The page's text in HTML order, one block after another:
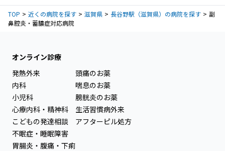
TOP 近くの病院を探す 滋賀県 長谷野駅（滋賀県）の病院を探す
副
鼻腔炎・蓄膿症対応病院
オンライン診療
発熱外来
内科
小児科
心療内科・精神科
こどもの発達相談
不眠症・睡眠障害
胃腸炎・腹痛・下痢
頭痛のお薬
喘息のお薬
膀胱炎のお薬
生活習慣病外来
アフターピル処方